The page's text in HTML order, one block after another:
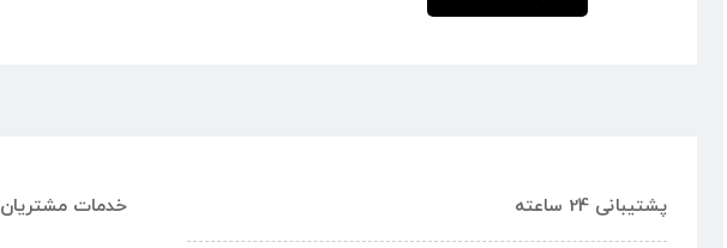
پشتیبانی 24 ساعته خدمات مشتریان